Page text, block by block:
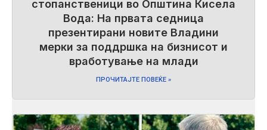
стопанственици во Општина Кисела
Вода: На првата седница
презентирани новите Владини
мерки за поддршка на бизнисот и
вработување на млади
ПРОЧИТАЈТЕ ПОВЕЌЕ »